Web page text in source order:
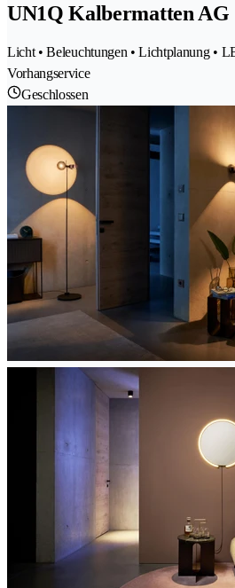
UN1Q Kalbermatten AG
Licht • Beleuchtungen • Lichtplanung •
Vorhangservice
Geschlossen